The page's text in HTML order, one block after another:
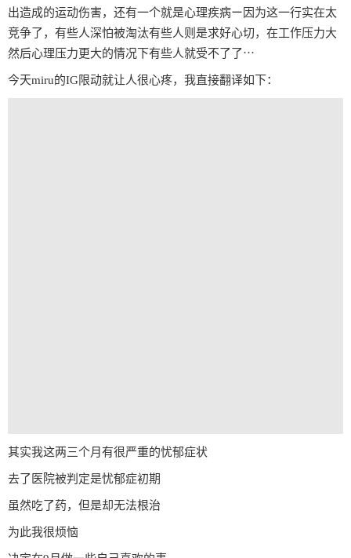
出造成的运动伤害，还有一个就是心理疾病ー因为这一行实在太
竞争了，有些人深怕被淘汰有些人则是求好心切，在工作压力大
然后心理压力更大的情况下有些人就受不了了⋯
今天miru的IG限动就让人很心疼，我直接翻译如下：
其实我这两三个月有很严重的忧郁症状
去了医院被判定是忧郁症初期
虽然吃了药，但是却无法根治
为此我很烦恼